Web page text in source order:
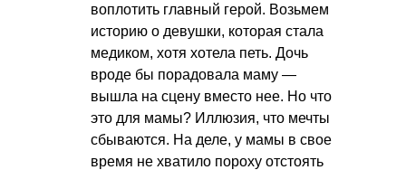
воплотить главный герой. Возьмем
историю о девушки, которая стала
медиком, хотя хотела петь. Дочь
вроде бы порадовала маму —
вышла на сцену вместо нее. Но что
это для мамы? Иллюзия, что мечты
сбываются. На деле, у мамы в свое
время не хватило пороху отстоять